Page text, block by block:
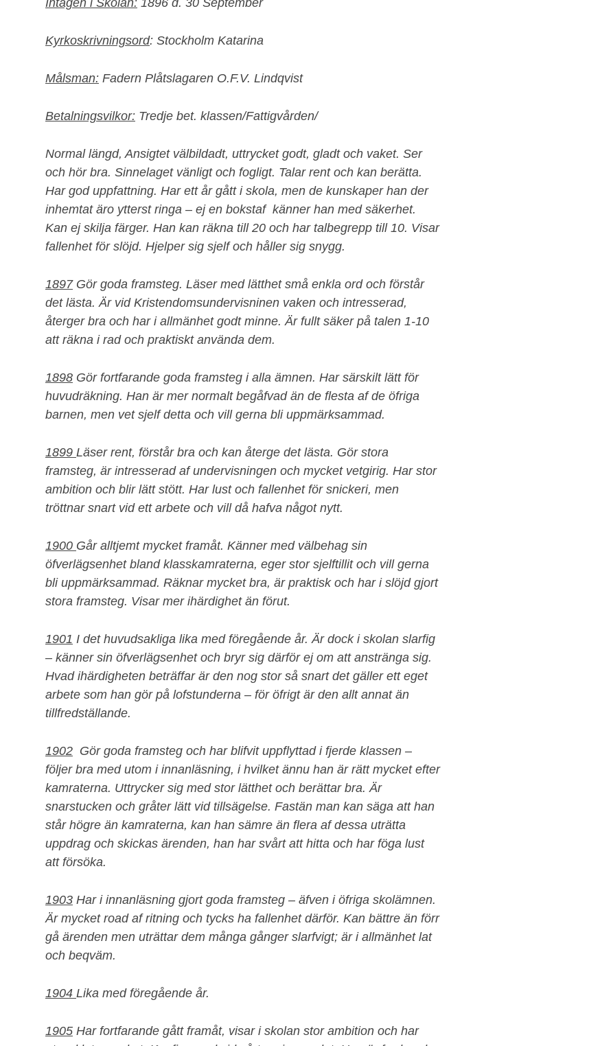
Kyrkoskrivningsord: Stockholm Katarina
Målsman: Fadern Plåtslagaren O.F.V. Lindqvist
Betalningsvilkor: Tredje bet. klassen/Fattigvården/
Normal längd, Ansigtet välbildadt, uttrycket godt, gladt och vaket. Ser
och hör bra. Sinnelaget vänligt och fogligt. Talar rent och kan berätta.
Har god uppfattning. Har ett år gått i skola, men de kunskaper han der
inhemtat äro ytterst ringa – ej en bokstaf känner han med säkerhet.
Kan ej skilja färger. Han kan räkna till 20 och har talbegrepp till 10. Visar
fallenhet för slöjd. Hjelper sig sjelf och håller sig snygg.
1897Gör goda framsteg. Läser med lätthet små enkla ord och förstår
det lästa. Är vid Kristendomsundervisninen vaken och intresserad,
återger bra och har i allmänhet godt minne. Är fullt säker på talen 1-10
att räkna i rad och praktiskt använda dem.
1898 Gör fortfarande goda framsteg i alla ämnen. Har särskilt lätt för
huvudräkning. Han är mer normalt begåfvad än de flesta af de öfriga
barnen, men vet sjelf detta och vill gerna bli uppmärksammad.
1899 Läser rent, förstår bra och kan återge det lästa. Gör stora
framsteg, är intresserad af undervisningen och mycket vetgirig. Har stor
ambition och blir lätt stött. Har lust och fallenhet för snickeri, men
tröttnar snart vid ett arbete och vill då hafva något nytt.
1900 Går alltjemt mycket framåt. Känner med välbehag sin
öfverlägsenhet bland klasskamraterna, eger stor sjelftillit och vill gerna
bli uppmärksammad. Räknar mycket bra, är praktisk och har i slöjd gjort
stora framsteg. Visar mer ihärdighet än förut.
1901 I det huvudsakliga lika med föregående år. Är dock i skolan slarfig
– känner sin öfverlägsenhet och bryr sig därför ej om att anstränga sig.
Hvad ihärdigheten beträffar är den nog stor så snart det gäller ett eget
arbete som han gör på lofstunderna – för öfrigt är den allt annat än
tillfredställande.
1902 Gör goda framsteg och har blifvit uppflyttad i fjerde klassen –
följer bra med utom i innanläsning, i hvilket ännu han är rätt mycket efter
kamraterna. Uttrycker sig med stor lätthet och berättar bra. Är
snarstucken och gråter lätt vid tillsägelse. Fastän man kan säga att han
står högre än kamraterna, kan han sämre än flera af dessa uträtta
uppdrag och skickas ärenden, han har svårt att hitta och har föga lust
att försöka.
1903 Har i innanläsning gjort goda framsteg – äfven i öfriga skolämnen.
Är mycket road af ritning och tycks ha fallenhet därför. Kan bättre än förr
gå ärenden men uträttar dem många gånger slarfvigt; är i allmänhet lat
och beqväm.
1904 Lika med föregående år.
1905 Har fortfarande gått framåt, visar i skolan stor ambition och har